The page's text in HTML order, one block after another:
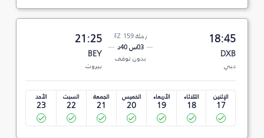
18:45
DXB
دبي
رحلة FZ 159
03س 40د
بدون توقف
21:25
BEY
بيروت
الإثنين
17
الثلاثاء
18
الأربعاء
19
الخميس
20
الجمعة
21
السبت
22
الأحد
23